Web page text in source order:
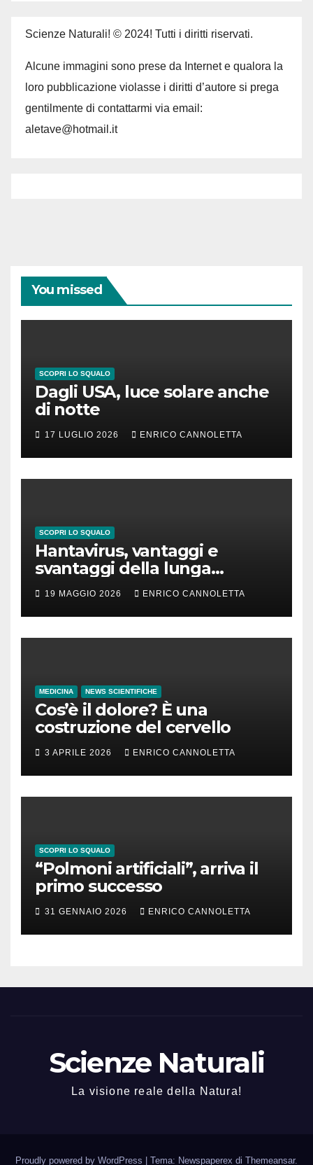
Scienze Naturali! © 2024! Tutti i diritti riservati.
Alcune immagini sono prese da Internet e qualora la
loro pubblicazione violasse i diritti d’autore si prega
gentilmente di contattarmi via email:
aletave@hotmail.it
You missed
SCOPRI LO SQUALO
Dagli USA, luce solare anche
di notte
17 LUGLIO 2026 ENRICO CANNOLETTA
SCOPRI LO SQUALO
Hantavirus, vantaggi e
svantaggi della lunga
incubazione
19 MAGGIO 2026 ENRICO CANNOLETTA
MEDICINA NEWS SCIENTIFICHE
Cos’è il dolore? È una
costruzione del cervello
3 APRILE 2026 ENRICO CANNOLETTA
SCOPRI LO SQUALO
“Polmoni artificiali”, arriva il
primo successo
31 GENNAIO 2026 ENRICO CANNOLETTA
Scienze Naturali
La visione reale della Natura!
Proudly powered by WordPress | Tema: Newspaperex di Themeansar.